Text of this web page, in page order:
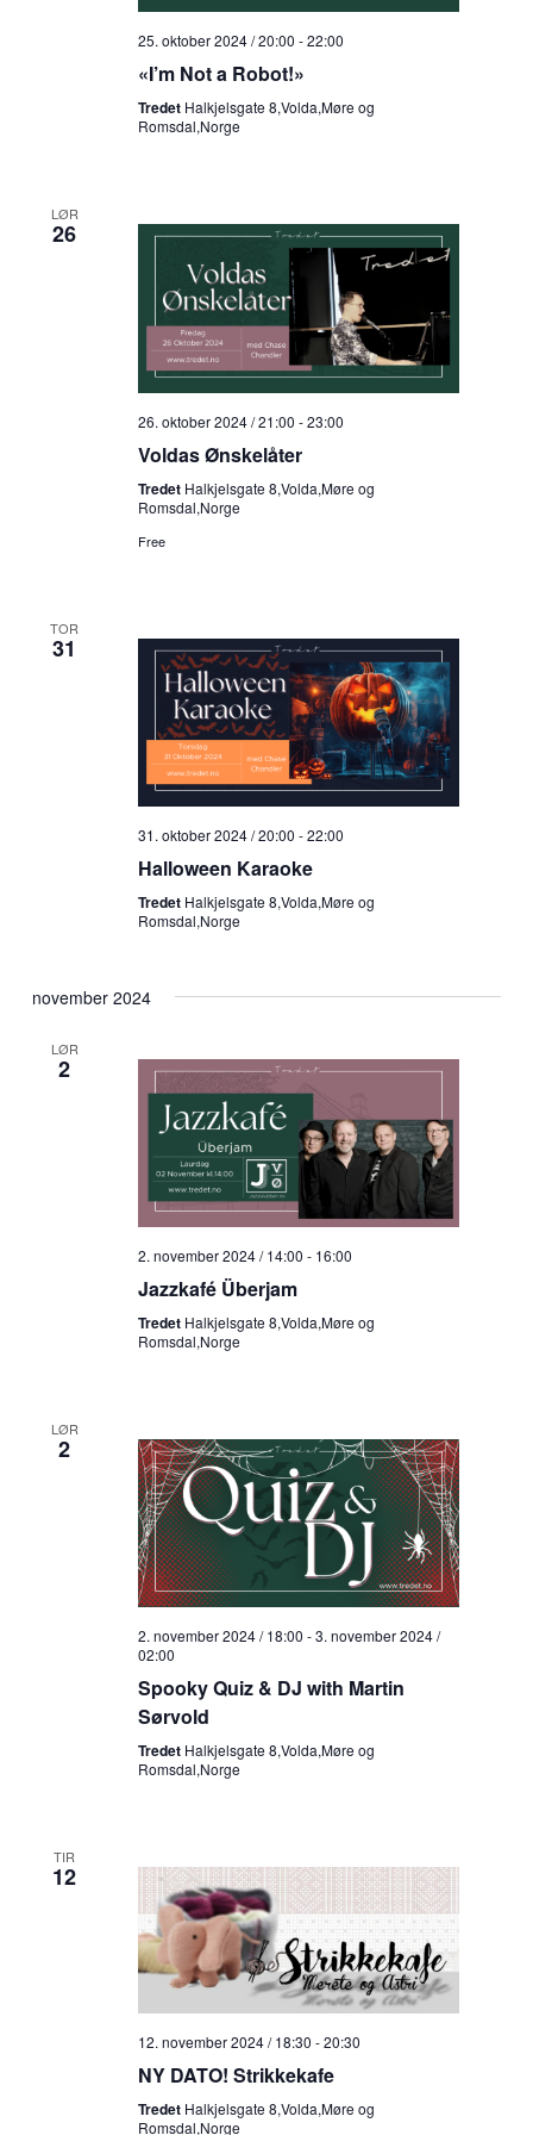
25. oktober 2024 / 20:00 -22:00
«I’m Not a Robot!»
Tredet Halkjelsgate 8,Volda,Møre og
Romsdal,Norge
LØR
26
26. oktober 2024 / 21:00 -23:00
Voldas Ønskelåter
Tredet Halkjelsgate 8,Volda,Møre og
Romsdal,Norge
Free
TOR
31
31. oktober 2024 / 20:00 -22:00
Halloween Karaoke
Tredet Halkjelsgate 8,Volda,Møre og
Romsdal,Norge
november 2024
LØR
2
2. november 2024 / 14:00 - 16:00
Jazzkafé Überjam
Tredet Halkjelsgate 8,Volda,Møre og
Romsdal,Norge
LØR
2
2. november 2024 / 18:00 -3. november 2024 /
02:00
Spooky Quiz & DJ with Martin
Sørvold
Tredet Halkjelsgate 8,Volda,Møre og
Romsdal,Norge
TIR
12
12. november 2024 / 18:30 -20:30
NY DATO! Strikkekafe
Tredet Halkjelsgate 8,Volda,Møre og
Romsdal,Norge